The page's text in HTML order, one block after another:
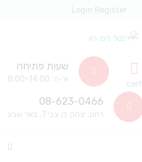
Login Register
cart
שעות פתיחה
א'-ה: 8:00-14:00
08-623-0466
רחוב יצחק בן צבי 7, באר שבע